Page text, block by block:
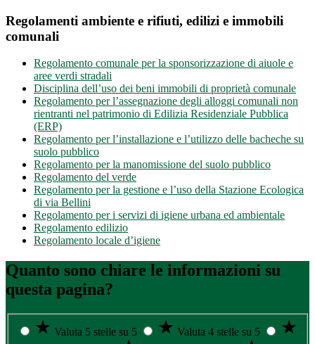
Regolamenti ambiente e rifiuti, edilizi e immobili
comunali
Regolamento comunale per la sponsorizzazione di aiuole e
aree verdi stradali
Disciplina dell’uso dei beni immobili di proprietà comunale
Regolamento per l’assegnazione degli alloggi comunali non
rientranti nel patrimonio di Edilizia Residenziale Pubblica
(ERP)
Regolamento per l’installazione e l’utilizzo delle bacheche su
suolo pubblico
Regolamento per la manomissione del suolo pubblico
Regolamento del verde
Regolamento per la gestione e l’uso della Stazione Ecologica
di via Bellini
Regolamento per i servizi di igiene urbana ed ambientale
Regolamento edilizio
Regolamento locale d’igiene
Quanto sono chiare le informazioni su
questa pagina?
Valuta 5 stelle su 5
Valuta 4 stelle su 5